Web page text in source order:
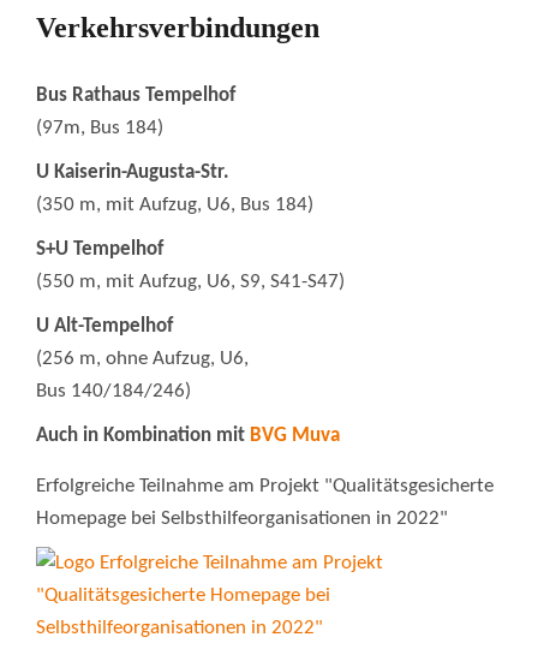
Verkehrsverbindungen
Bus Rathaus Tempelhof
(97m, Bus 184)
U Kaiserin-Augusta-Str.
(350 m, mit Aufzug, U6, Bus 184)
S+U Tempelhof
(550 m, mit Aufzug, U6, S9, S41-S47)
U Alt-Tempelhof
(256 m, ohne Aufzug, U6,
Bus 140/184/246)
Auch in Kombination mit BVG Muva
Erfolgreiche Teilnahme am Projekt "Qualitätsgesicherte
Homepage bei Selbsthilfeorganisationen in 2022"